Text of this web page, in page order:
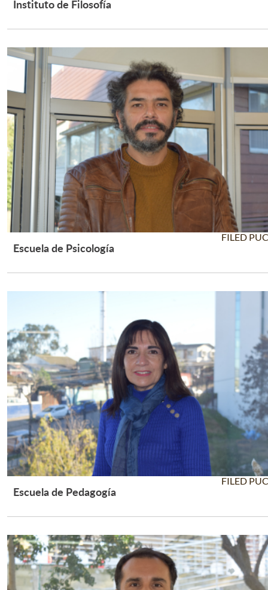
Instituto de Filosofía
Escuela de Psicología
FILED
Escuela de Pedagogía
FILED